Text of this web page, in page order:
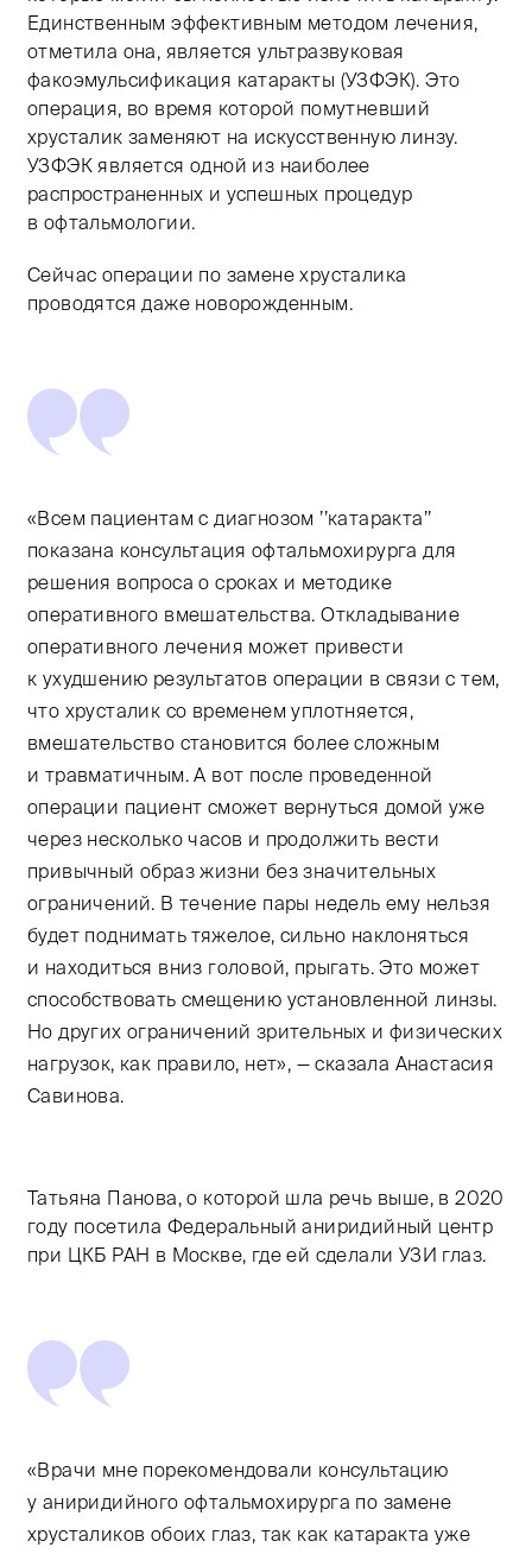
Единственным эффективным методом лечения,
отметила она, является ультразвуковая
факоэмульсификация катаракты (УЗФЭК). Это
операция, во время которой помутневший
хрусталик заменяют на искусственную линзу.
УЗФЭК является одной из наиболее
распространенных и успешных процедур
в офтальмологии.
Сейчас операции по замене хрусталика
проводятся даже новорожденным.
«Всем пациентам с диагнозом ’’катаракта’’
показана консультация офтальмохирурга для
решения вопроса о сроках и методике
оперативного вмешательства. Откладывание
оперативного лечения может привести
к ухудшению результатов операции в связи с тем,
что хрусталик со временем уплотняется,
вмешательство становится более сложным
и травматичным. А вот после проведенной
операции пациент сможет вернуться домой уже
через несколько часов и продолжить вести
привычный образ жизни без значительных
ограничений. В течение пары недель ему нельзя
будет поднимать тяжелое, сильно наклоняться
и находиться вниз головой, прыгать. Это может
способствовать смещению установленной линзы.
Но других ограничений зрительных и физических
нагрузок, как правило, нет», — сказала Анастасия
Савинова.
Татьяна Панова, о которой шла речь выше, в 2020
году посетила Федеральный аниридийный центр
при ЦКБ РАН в Москве, где ей сделали УЗИ глаз.
«Врачи мне порекомендовали консультацию
у аниридийного офтальмохирурга по замене
хрусталиков обоих глаз, так как катаракта уже